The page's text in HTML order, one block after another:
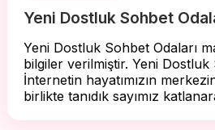
Yeni Dostluk Sohbet
Yeni Dostluk Sohbet Odaları
bilgiler verilmiştir. Yeni Dostluk
İnternetin hayatımızın
birlikte tanıdık sayımız